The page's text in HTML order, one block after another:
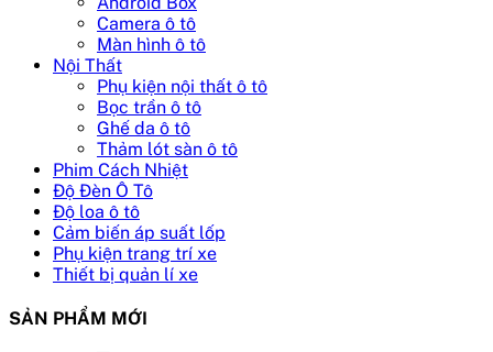
Camera ô tô
Màn hình ô tô
Nội Thất
Phụ kiện nội thất ô tô
Bọc trần ô tô
Ghế da ô tô
Thảm lót sàn ô tô
Phim Cách Nhiệt
Độ Đèn Ô Tô
Độ loa ô tô
Cảm biến áp suất lốp
Phụ kiện trang trí xe
Thiết bị quản lí xe
SẢN PHẨM MỚI